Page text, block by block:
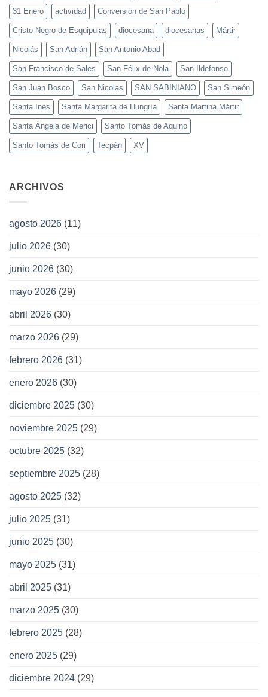
31 Enero actividad Conversión de San Pablo
Cristo Negro de Esquipulas diocesana diocesanas Mártir
Nicolás San Adrián San Antonio Abad
San Francisco de Sales San Félix de Nola San Ildefonso
San Juan Bosco San Nicolas SAN SABINIANO San Simeón
Santa Inés Santa Margarita de Hungría Santa Martina Mártir
Santa Ángela de Merici Santo Tomás de Aquino
Santo Tomás de Cori Tecpán XV
ARCHIVOS
agosto 2026 (11)
julio 2026 (30)
junio 2026 (30)
mayo 2026 (29)
abril 2026 (30)
marzo 2026 (29)
febrero 2026 (31)
enero 2026 (30)
diciembre 2025 (30)
noviembre 2025 (29)
octubre 2025 (32)
septiembre 2025 (28)
agosto 2025 (32)
julio 2025 (31)
junio 2025 (30)
mayo 2025 (31)
abril 2025 (31)
marzo 2025 (30)
febrero 2025 (28)
enero 2025 (29)
diciembre 2024 (29)